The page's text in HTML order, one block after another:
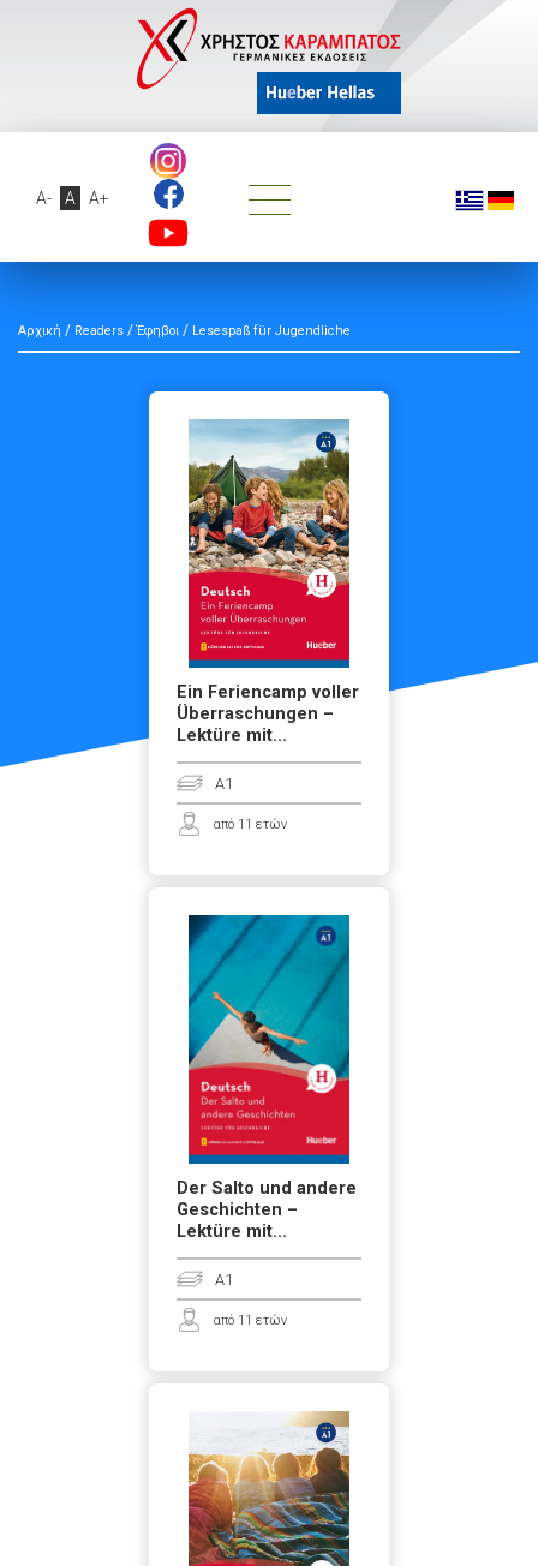
A- A A+
Αρχική / Readers / Έφηβοι / Lesespaß für Jugendliche
Ein Feriencamp voller
Überraschungen –
Lektüre mit...
A1
από 11 ετών
Der Salto und andere
Geschichten –
Lektüre mit...
A1
από 11 ετών